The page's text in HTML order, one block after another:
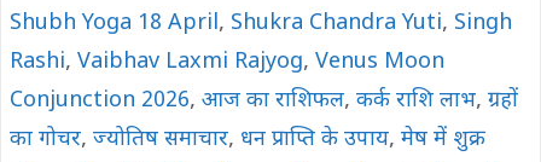
Shubh Yoga 18 April, Shukra Chandra Yuti, Singh
Rashi, Vaibhav Laxmi Rajyog, Venus Moon
Conjunction 2026, आज का राशिफल, कर्क राशि लाभ, ग्रहों
का गोचर, ज्योतिष समाचार, धन प्राप्ति के उपाय, मेष में शुक्र